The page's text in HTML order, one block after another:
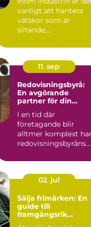
vätskeflöden
vanligt att hantera
vätskor som är
slitande,
11. sep
Redovisningsbyrå:
En avgörande
partner för din
I en tid där
företagande blir
alltmer komplext
redovisningsbyråns
02. jul
Sälja frimärken: En
guide till
framgångsrik